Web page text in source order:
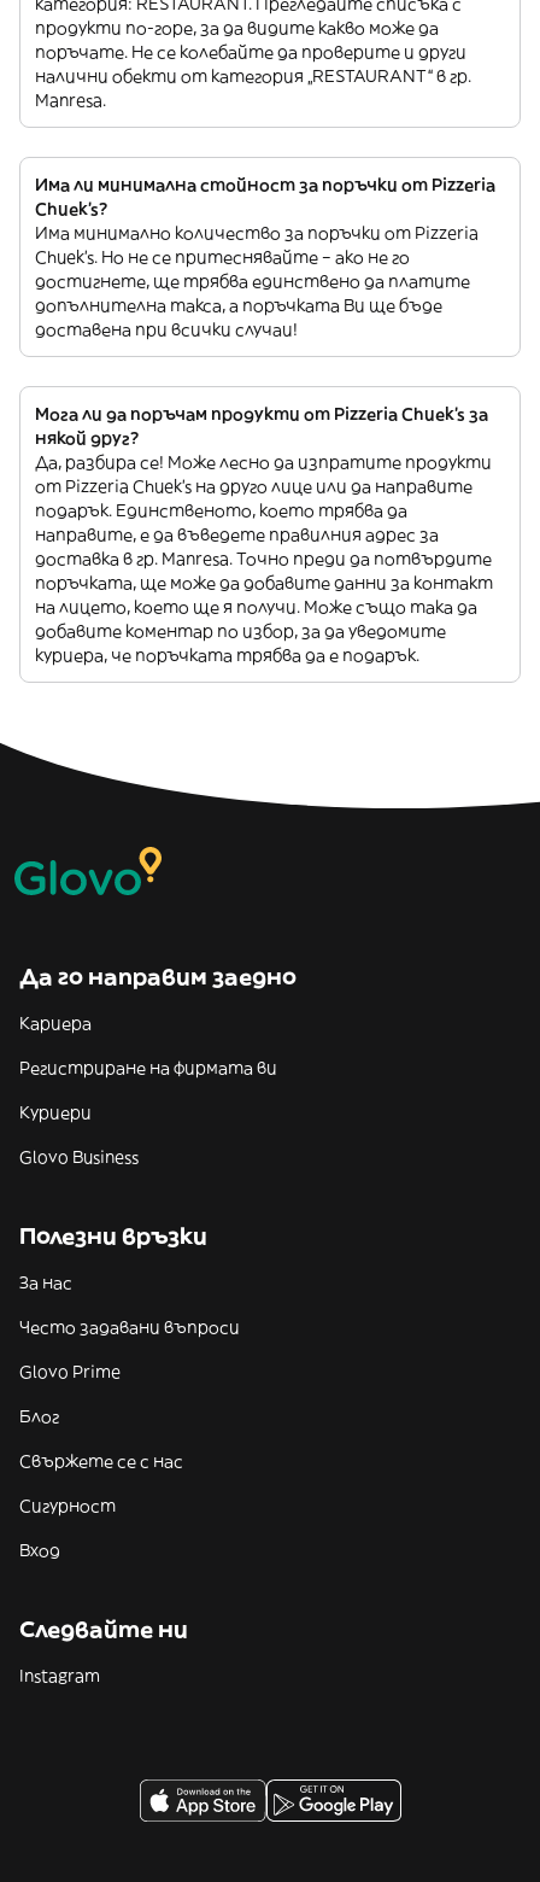
продукти по-горе, за да видите какво може да
поръчате. Не се колебайте да проверите и други
налични обекти от категория „RESTAURANT“ в гр.
Manresa.
Има ли минимална стойност за поръчки от Pizzeria
Chuek's?
Има минимално количество за поръчки от Pizzeria
Chuek's. Но не се притеснявайте – ако не го
достигнете, ще трябва единствено да платите
допълнителна такса, а поръчката Ви ще бъде
доставена при всички случаи!
Мога ли да поръчам продукти от Pizzeria Chuek's за
някой друг?
Да, разбира се! Може лесно да изпратите продукти
от Pizzeria Chuek's на друго лице или да направите
подарък. Единственото, което трябва да
направите, е да въведете правилния адрес за
доставка в гр. Manresa. Точно преди да потвърдите
поръчката, ще може да добавите данни за контакт
на лицето, което ще я получи. Може също така да
добавите коментар по избор, за да уведомите
куриера, че поръчката трябва да е подарък.
Да го направим заедно
Кариера
Регистриране на фирмата ви
Куриери
Glovo Business
Полезни връзки
За нас
Често задавани въпроси
Glovo Prime
Блог
Свържете се с нас
Сигурност
Вход
Следвайте ни
Instagram